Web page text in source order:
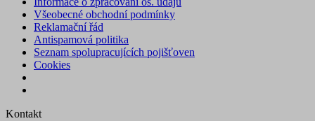
Všeobecné obchodní podmínky
Reklamační řád
Antispamová politika
Seznam spolupracujících pojišťoven
Cookies
Kontakt